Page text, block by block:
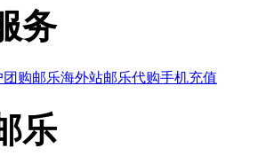
务
团购邮乐海外站邮乐代购手机充值
乐